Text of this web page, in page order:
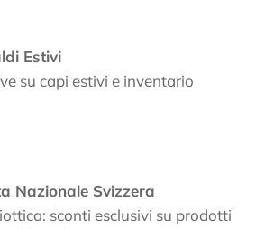
Estivi
su capi estivi e inventario
Nazionale Svizzera
sconti esclusivi su prodotti